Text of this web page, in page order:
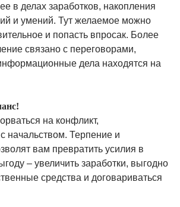
в делах заработков, накопления
и умений. Тут желаемое можно
и попасть впросак. Более
связано с переговорами,
дела находятся на
на конфликт,
начальством. Терпение и
вам превратить усилия в
– увеличить заработки, выгодно
средства и договариваться